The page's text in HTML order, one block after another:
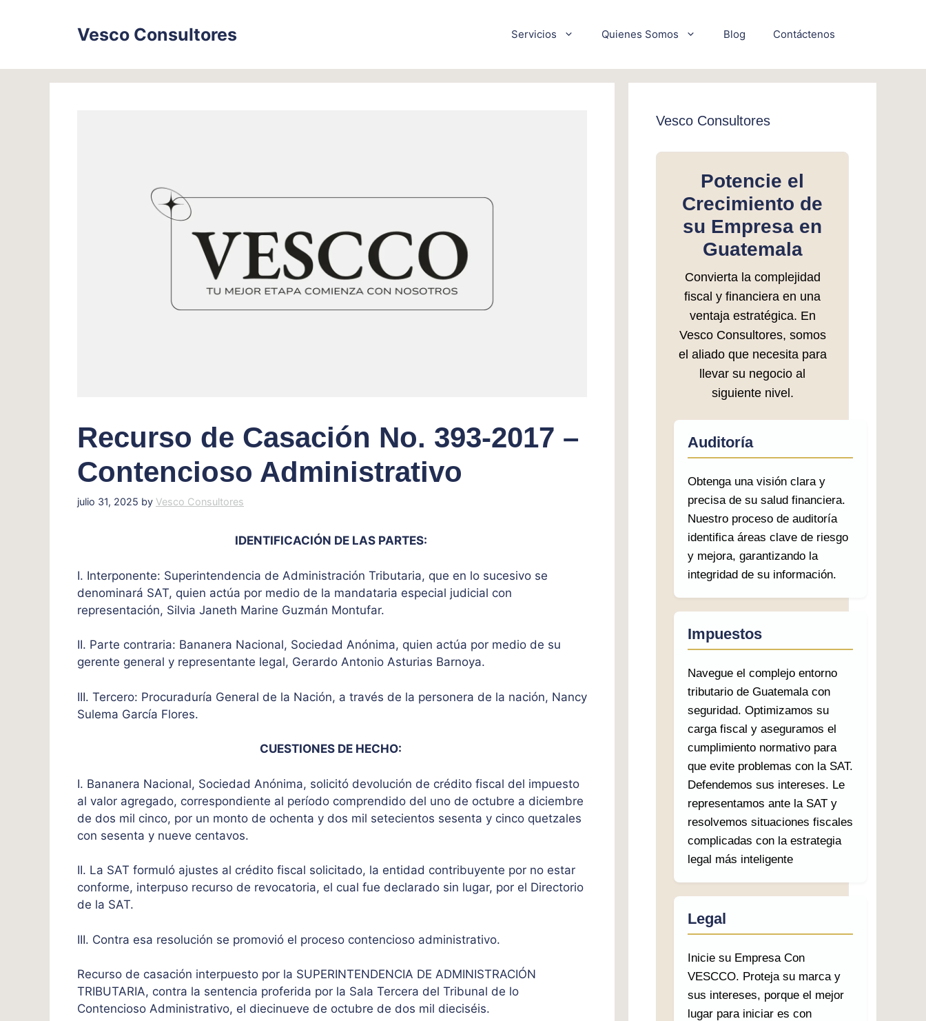
Vesco Consultores Servicios Quienes Somos Blog Contáctenos
Recurso de Casación No. 393-2017 –
Contencioso Administrativo
julio 31, 2025 by Vesco Consultores
IDENTIFICACIÓN DE LAS PARTES:
I. Interponente: Superintendencia de Administración Tributaria, que en lo sucesivo se
denominará SAT, quien actúa por medio de la mandataria especial judicial con
representación, Silvia Janeth Marine Guzmán Montufar.
II. Parte contraria: Bananera Nacional, Sociedad Anónima, quien actúa por medio de su
gerente general y representante legal, Gerardo Antonio Asturias Barnoya.
III. Tercero: Procuraduría General de la Nación, a través de la personera de la nación, Nancy
Sulema García Flores.
CUESTIONES DE HECHO:
I. Bananera Nacional, Sociedad Anónima, solicitó devolución de crédito fiscal del impuesto
al valor agregado, correspondiente al período comprendido del uno de octubre a diciembre
de dos mil cinco, por un monto de ochenta y dos mil setecientos sesenta y cinco quetzales
con sesenta y nueve centavos.
II. La SAT formuló ajustes al crédito fiscal solicitado, la entidad contribuyente por no estar
conforme, interpuso recurso de revocatoria, el cual fue declarado sin lugar, por el Directorio
de la SAT.
III. Contra esa resolución se promovió el proceso contencioso administrativo.
Recurso de casación interpuesto por la SUPERINTENDENCIA DE ADMINISTRACIÓN
TRIBUTARIA, contra la sentencia proferida por la Sala Tercera del Tribunal de lo
Contencioso Administrativo, el diecinueve de octubre de dos mil dieciséis.
Vesco Consultores
Potencie el
Crecimiento de
su Empresa en
Guatemala
Convierta la complejidad
fiscal y financiera en una
ventaja estratégica. En
Vesco Consultores, somos
el aliado que necesita para
llevar su negocio al
siguiente nivel.
Auditoría
Obtenga una visión clara y
precisa de su salud financiera.
Nuestro proceso de auditoría
identifica áreas clave de riesgo
y mejora, garantizando la
integridad de su información.
Impuestos
Navegue el complejo entorno
tributario de Guatemala con
seguridad. Optimizamos su
carga fiscal y aseguramos el
cumplimiento normativo para
que evite problemas con la SAT.
Defendemos sus intereses. Le
representamos ante la SAT y
resolvemos situaciones fiscales
complicadas con la estrategia
legal más inteligente
Legal
Inicie su Empresa Con
VESCCO. Proteja su marca y
sus intereses, porque el mejor
lugar para iniciar es con